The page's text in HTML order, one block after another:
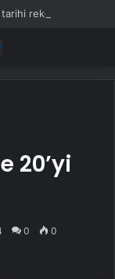
20’yi
0 0